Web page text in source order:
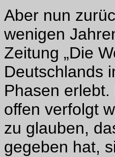
Aber nun
wenigen
Zeitung „Die
Deutschlands
Phasen
offen verfolgt
zu glauben,
gegeben hat,